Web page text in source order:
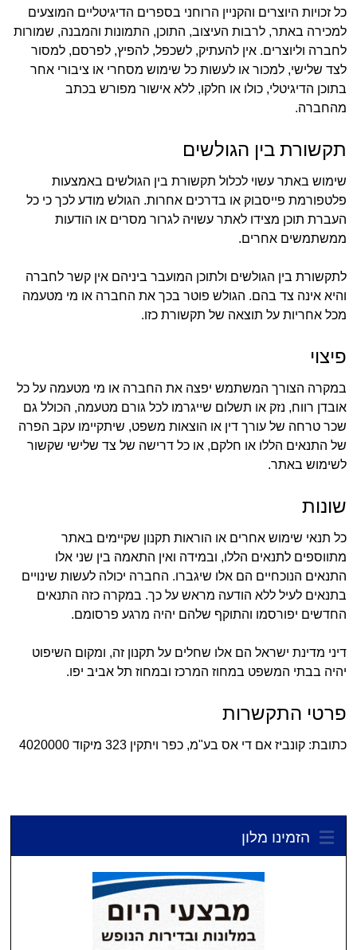
כל זכויות היוצרים והקניין הרוחני בספרים הדיגיטליים המוצעים
למכירה באתר, לרבות העיצוב, התוכן, התמונות והמבנה, שמורות
לחברה וליוצרים. אין להעתיק, לשכפל, להפיץ, לפרסם, למסור
לצד שלישי, למכור או לעשות כל שימוש מסחרי או ציבורי אחר
בתוכן הדיגיטלי, כולו או חלקו, ללא אישור מפורש בכתב
מהחברה.
תקשורת בין הגולשים
שימוש באתר עשוי לכלול תקשורת בין הגולשים באמצעות
פלטפורמת פייסבוק או בדרכים אחרות. הגולש מודע לכך כי כל
העברת תוכן מצידו לאתר עשויה לגרור מסרים או הודעות
ממשתמשים אחרים.
לתקשורת בין הגולשים ולתוכן המועבר ביניהם אין קשר לחברה
והיא אינה צד בהם. הגולש פוטר בכך את החברה או מי מטעמה
מכל אחריות על תוצאה של תקשורת כזו.
פיצוי
במקרה הצורך המשתמש יפצה את החברה או מי מטעמה על כל
אובדן רווח, נזק או תשלום שייגרמו לכל גורם מטעמה, הכולל גם
שכר טרחה של עורך דין או הוצאות משפט, שיתקיימו עקב הפרה
של התנאים הללו או חלקם, או כל דרישה של צד שלישי שקשור
לשימוש באתר.
שונות
כל תנאי שימוש אחרים או הוראות תקנון שקיימים באתר
מתווספים לתנאים הללו, ובמידה ואין התאמה בין שני אלו
התנאים הנוכחיים הם אלו שיגברו. החברה יכולה לעשות שינויים
בתנאים לעיל ללא הודעה מראש על כך. במקרה כזה התנאים
החדשים יפורסמו והתוקף שלהם יהיה מרגע פרסומם.
דיני מדינת ישראל הם אלו שחלים על תקנון זה, ומקום השיפוט
יהיה בבתי המשפט במחוז המרכז ובמחוז תל אביב יפו.
פרטי התקשרות
כתובת: קונביז אם די אס בע"מ, כפר ויתקין 323 מיקוד 4020000
הזמינו מלון